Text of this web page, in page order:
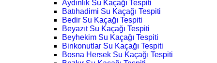
Aydınlık Su Kaçağı Tespiti
Batıhadimi Su Kaçağı Tespiti
Bedir Su Kaçağı Tespiti
Beyazıt Su Kaçağı Tespiti
Beyhekim Su Kaçağı Tespiti
Binkonutlar Su Kaçağı Tespiti
Bosna Hersek Su Kaçağı Tespiti